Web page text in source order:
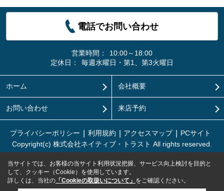
電話でお問い合わせ
営業時間：
10:00～18:00
定休日：
毎週水曜日・第1、第3火曜日
ホーム 会社概要
お問い合わせ 来店予約
プライバシーポリシー 利用規約 アクセスマップ
PCサイト
Copyright(c) 株式会社ネイティブ・トラスト All rights reserved.
当サイトでは、お客様の当サイト利用状況把握、サービス向上検討を目的と
して、クッキー（Cookie）を使用しています。
詳しくは、当社の 「Cookieの取扱いについて」 をご確認ください。